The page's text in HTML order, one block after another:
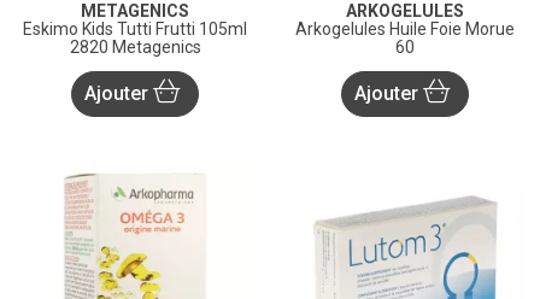
METAGENICS
Eskimo Kids Tutti Frutti 105ml
2820 Metagenics
Ajouter
ARKOGELULES
Arkogelules Huile Foie Morue
60
Ajouter